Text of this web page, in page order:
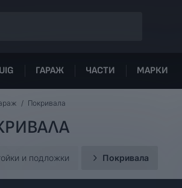
ГАРАЖ ЧАСТИ МАРКИ
Покривала
и подложки Покривала